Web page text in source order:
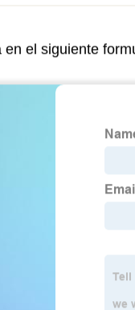
el siguiente